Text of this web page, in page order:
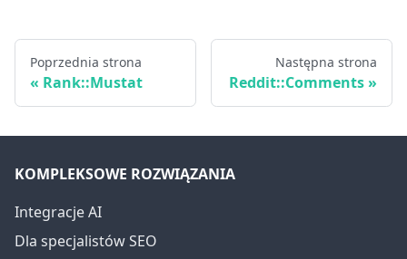
Poprzednia strona
Rank::Mustat
Następna strona
Reddit::Comments
KOMPLEKSOWE ROZWIĄZANIA
Integracje AI
Dla specjalistów SEO